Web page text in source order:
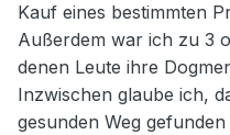
Kauf eines bestimmten
Außerdem war ich zu 3
denen Leute ihre
Inzwischen glaube ich,
gesunden Weg